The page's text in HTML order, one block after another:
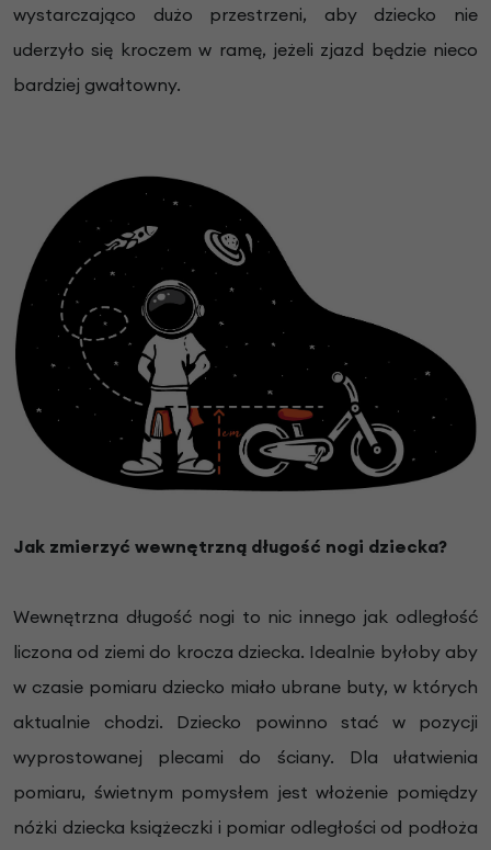
wystarczająco dużo przestrzeni, aby dziecko nie
uderzyło się kroczem w ramę, jeżeli zjazd będzie nieco
bardziej gwałtowny.
Jak zmierzyć wewnętrzną długość nogi dziecka?
Wewnętrzna długość nogi to nic innego jak odległość
liczona od ziemi do krocza dziecka. Idealnie byłoby aby
w czasie pomiaru dziecko miało ubrane buty, w których
aktualnie chodzi. Dziecko powinno stać w pozycji
wyprostowanej plecami do ściany. Dla ułatwienia
pomiaru, świetnym pomysłem jest włożenie pomiędzy
nóżki dziecka książeczki i pomiar odległości od podłoża